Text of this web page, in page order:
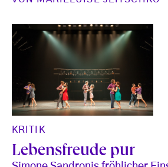
KRITIK
Lebensfreude pur